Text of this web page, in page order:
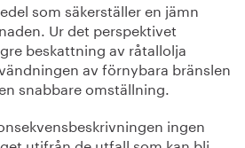
som säkerställer en jämn
Ur det perspektivet
beskattning av råtallolja
av förnybara bränslen
snabbare omställning.
ingen